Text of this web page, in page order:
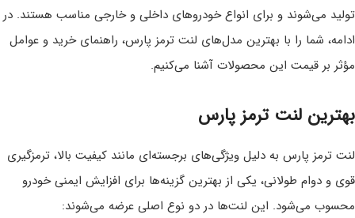
تولید می‌شوند و برای انواع خودروهای داخلی و خارجی مناسب هستند. در
ادامه، شما را با بهترین مدل‌های لنت ترمز پارس، راهنمای خرید و عوامل
مؤثر بر قیمت این محصولات آشنا می‌کنیم.
بهترین لنت ترمز پارس
لنت ترمز پارس به دلیل ویژگی‌های برجسته‌ای مانند کیفیت بالا، ترمزگیری
قوی و دوام طولانی، یکی از بهترین گزینه‌ها برای افزایش ایمنی خودرو
محسوب می‌شود. این لنت‌ها در دو نوع اصلی عرضه می‌شوند: